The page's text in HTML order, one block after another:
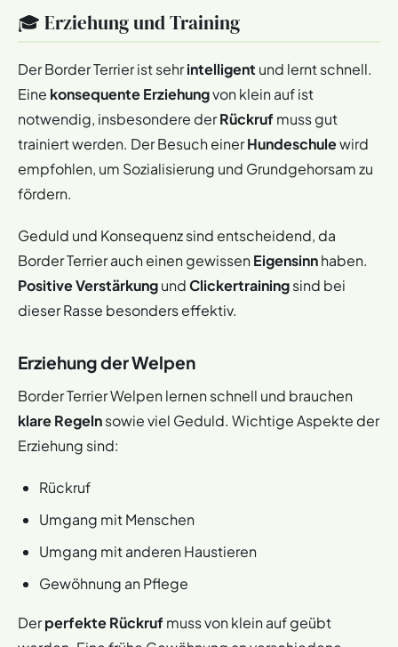
🎓 Erziehung und Training
Der Border Terrier ist sehrintelligent und lernt schnell.
Eine konsequente Erziehungvon klein auf ist
notwendig, insbesondere derRückruf muss gut
trainiert werden. Der Besuch einerHundeschulewird
empfohlen, um Sozialisierung und Grundgehorsam zu
fördern.
Geduld und Konsequenz sind entscheidend, da
Border Terrier auch einen gewissenEigensinnhaben.
Positive VerstärkungundClickertrainingsind bei
dieser Rasse besonders effektiv.
Erziehung der Welpen
Border Terrier Welpen lernen schnell und brauchen
klare Regelnsowie viel Geduld. Wichtige Aspekte der
Erziehung sind:
Rückruf
Umgang mit Menschen
Umgang mit anderen Haustieren
Gewöhnung an Pflege
Derperfekte Rückruf muss von klein auf geübt